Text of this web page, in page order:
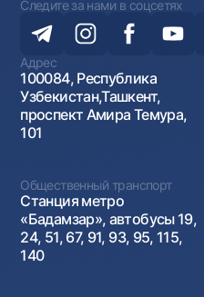
Следите за нами в соцсетях
Адрес
100084, Республика
Узбекистан,Ташкент,
проспект Амира Темура,
101
Общественный транспорт
Станция метро
«Бадамзар», автобусы 19,
24, 51, 67, 91, 93, 95, 115,
140